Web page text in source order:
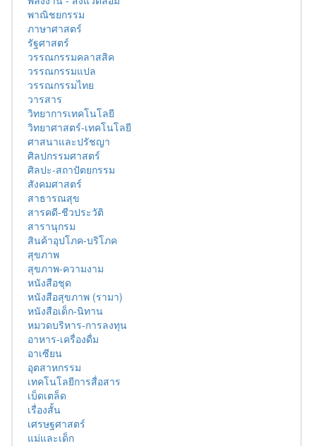
พาณิชยกรรม
ภาษาศาสตร์
รัฐศาสตร์
วรรณกรรมคลาสสิค
วรรณกรรมแปล
วรรณกรรมไทย
วารสาร
วิทยาการเทคโนโลยี
วิทยาศาสตร์-เทคโนโลยี
ศาสนาและปรัชญา
ศิลปกรรมศาสตร์
ศิลปะ-สถาปัตยกรรม
สังคมศาสตร์
สาธารณสุข
สารคดี-ชีวประวัติ
สารานุกรม
สินค้าอุปโภค-บริโภค
สุขภาพ
สุขภาพ-ความงาม
หนังสือชุด
หนังสือสุขภาพ (รามา)
หนังสือเด็ก-นิทาน
หมวดบริหาร-การลงทุน
อาหาร-เครื่องดื่ม
อาเซียน
อุตสาหกรรม
เทคโนโลยีการสื่อสาร
เบ็ดเตล็ด
เรื่องสั้น
เศรษฐศาสตร์
แม่และเด็ก